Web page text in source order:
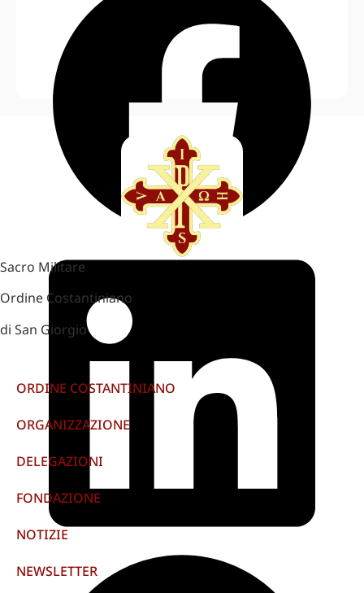
Sacro Militare
Ordine Costantiniano
di San Giorgio
ORDINE COSTANTINIANO
ORGANIZZAZIONE
DELEGAZIONI
FONDAZIONE
NOTIZIE
NEWSLETTER